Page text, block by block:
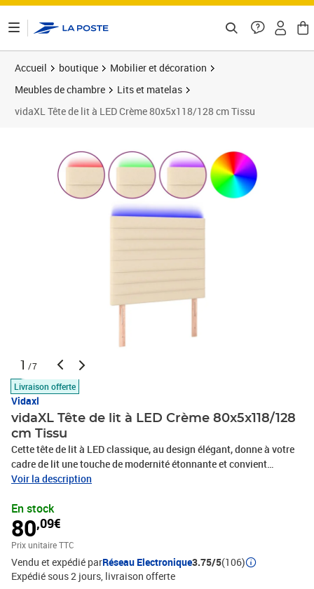
Accueil boutique
Mobilier et décoration
Meubles de chambre
Lits et matelas
vidaXL Tête de lit à LED Crème 80x5x118/128 cm Tissu
1 /7
Livraison offerte
Vidaxl
vidaXL Tête de lit à LED Crème 80x5x118/128
cm Tissu
Cette tête de lit à LED classique, au design élégant, donne à votre
cadre de lit une touche de modernité étonnante et convient
parfaitement à toute chambre à coucher. Tissu durable : le tissu
durable.LED colorée : apportez de l'éclairage dans l'obscurité avec
des lumières LED colorées !Hauteur réglable : la tête de lit est
réglable en hauteur selon vos préférences.Excellent soutien : la
tête de lit vous offre un excellent soutien du dos lorsque vous êtes
assis dans votre lit pour lire ou regarder la télévision.Bande à LED
découpable : cette bande à LED flexible peut être ajustée en
Voir la description
En stock
80,09€
Prix unitaire TTC
Vendu et expédié parRéseau Electronique3.75/5(106)
Expédié sous 2 jours livraison offerte